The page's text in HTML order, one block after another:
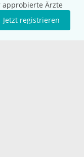
approbierte Ärzte
Jetzt registrieren
Media